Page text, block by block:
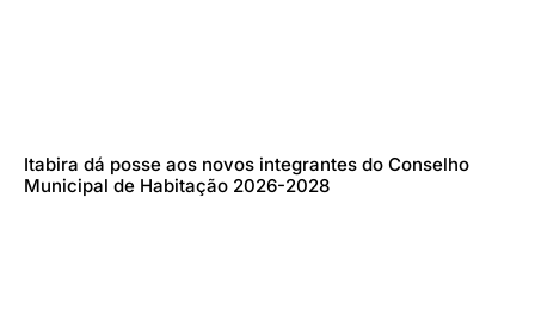
Itabira dá posse aos novos integrantes do Conselho
Municipal de Habitação 2026-2028